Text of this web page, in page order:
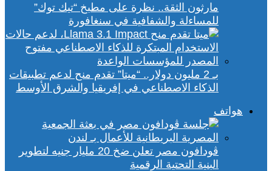
مارثون الثقة.. نظرة على مطبخ “تيك توك”
للمساءلة والشفافية في سنغافورة
بـ 2 مليون دولار.. “ميتا” تقدم منح لدعم تطبيقات
الذكاء الاصطناعي في إفريقيا والشرق الأوسط
هواتف
ڤودافون مصر تعلن ضخ 20 مليار جنيه لتطوير
البنية التحتية الرقمية